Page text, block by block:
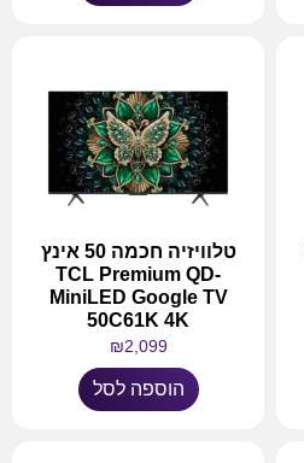
טלוויזיה חכמה 50 אינץ
TCL Premium QD-
MiniLED Google TV
50C61K 4K
₪2,099
הוספה לסל